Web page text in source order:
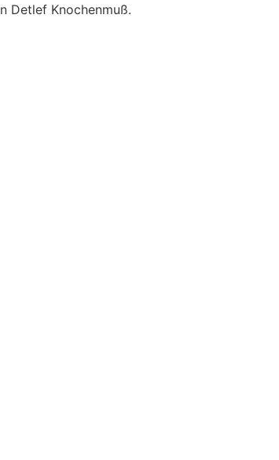
Detlef Knochenmuß.